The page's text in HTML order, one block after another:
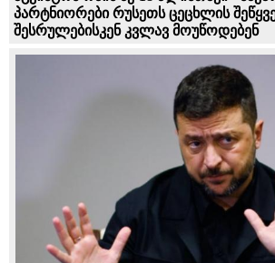
პარტნიორები რუსეთს ცეცხლის
შესრულებისკენ კვლავ მოუწოდებენ